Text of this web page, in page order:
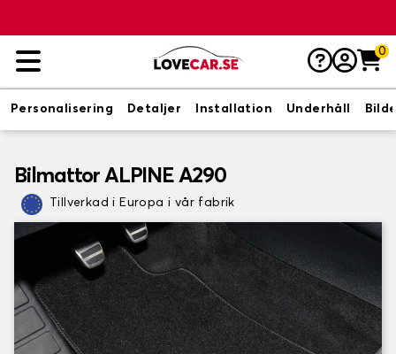
0
Personalisering Detaljer Installation Underhåll
Bilmattor ALPINE A290
Tillverkad i Europa i vår fabrik